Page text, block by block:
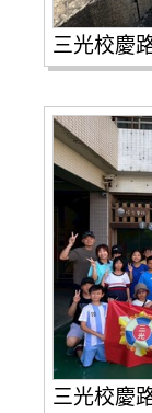
三光校慶
三光校慶